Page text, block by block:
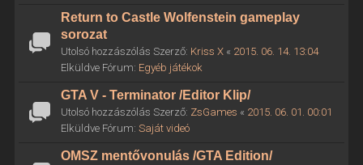
Return to Castle Wolfenstein gameplay
sorozat
Utolsó hozzászólás Szerző: Kriss X« 2015. 06. 14. 13:04
Elküldve Fórum: Egyéb játékok
GTA V - Terminator /Editor Klip/
Utolsó hozzászólás Szerző: ZsGames « 2015. 06. 01. 00:01
Elküldve Fórum: Saját videó
OMSZ mentővonulás /GTA Edition/